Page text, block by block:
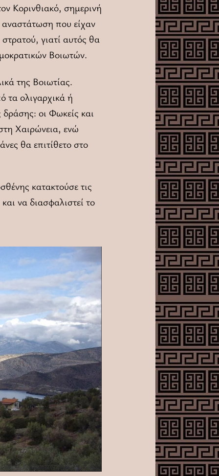
Κορινθιακό, σημερινή
που είχαν
γιατί αυτός θα
Βοιωτών.
της Βοιωτίας.
τα ολιγαρχικά ή
δράσης: οι Φωκείς και
Χαιρώνεια, ενώ
θα επιτίθετο στο
κατακτούσε τις
να διασφαλιστεί το